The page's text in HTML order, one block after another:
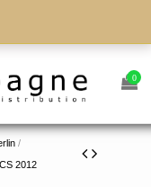
0
2012